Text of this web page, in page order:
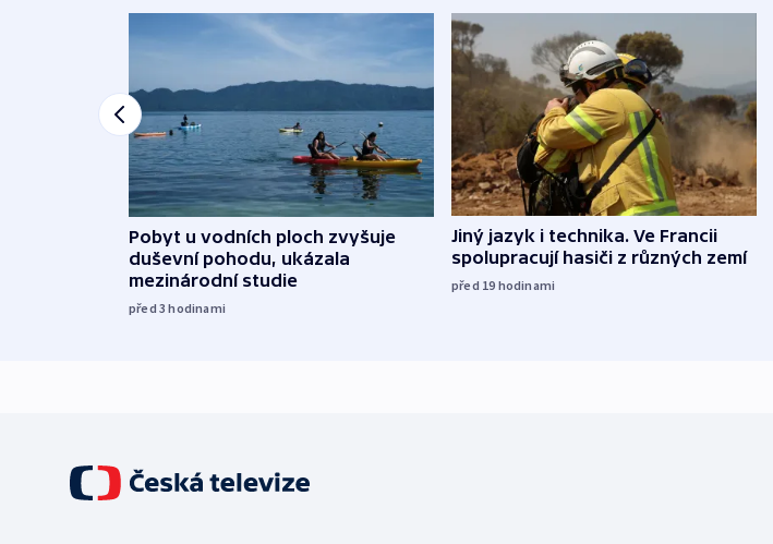
Pobyt u vodních ploch zvyšuje
duševní pohodu, ukázala
mezinárodní studie
před 3hodinami
Jiný jazyk i technika. Ve Francii
spolupracují hasiči z různých zemí
před 19 hodinami